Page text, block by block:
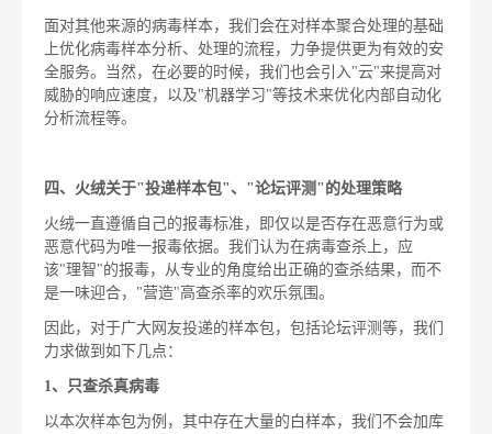
面对其他来源的病毒样本，我们会在对样本聚合处理的基础
上优化病毒样本分析、处理的流程，力争提供更为有效的安
全服务。当然，在必要的时候，我们也会引入"云"来提高对
威胁的响应速度，以及"机器学习"等技术来优化内部自动化
分析流程等。
四、火绒关于"投递样本包"、"论坛评测"的处理策略
火绒一直遵循自己的报毒标准，即仅以是否存在恶意行为或
恶意代码为唯一报毒依据。我们认为在病毒查杀上，应
该"理智"的报毒，从专业的角度给出正确的查杀结果，而不
是一味迎合，"营造"高查杀率的欢乐氛围。
因此，对于广大网友投递的样本包，包括论坛评测等，我们
力求做到如下几点：
1、只查杀真病毒
以本次样本包为例，其中存在大量的白样本，我们不会加库